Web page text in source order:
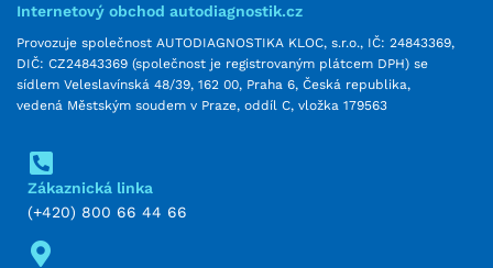
Internetový obchod autodiagnostik.cz
Provozuje společnost AUTODIAGNOSTIKA KLOC, s.r.o., IČ: 24843369,
DIČ: CZ24843369 (společnost je registrovaným plátcem DPH) se
sídlem Veleslavínská 48/39, 162 00, Praha 6, Česká republika,
vedená Městským soudem v Praze, oddíl C, vložka 179563
Zákaznická linka
(+420) 800 66 44 66